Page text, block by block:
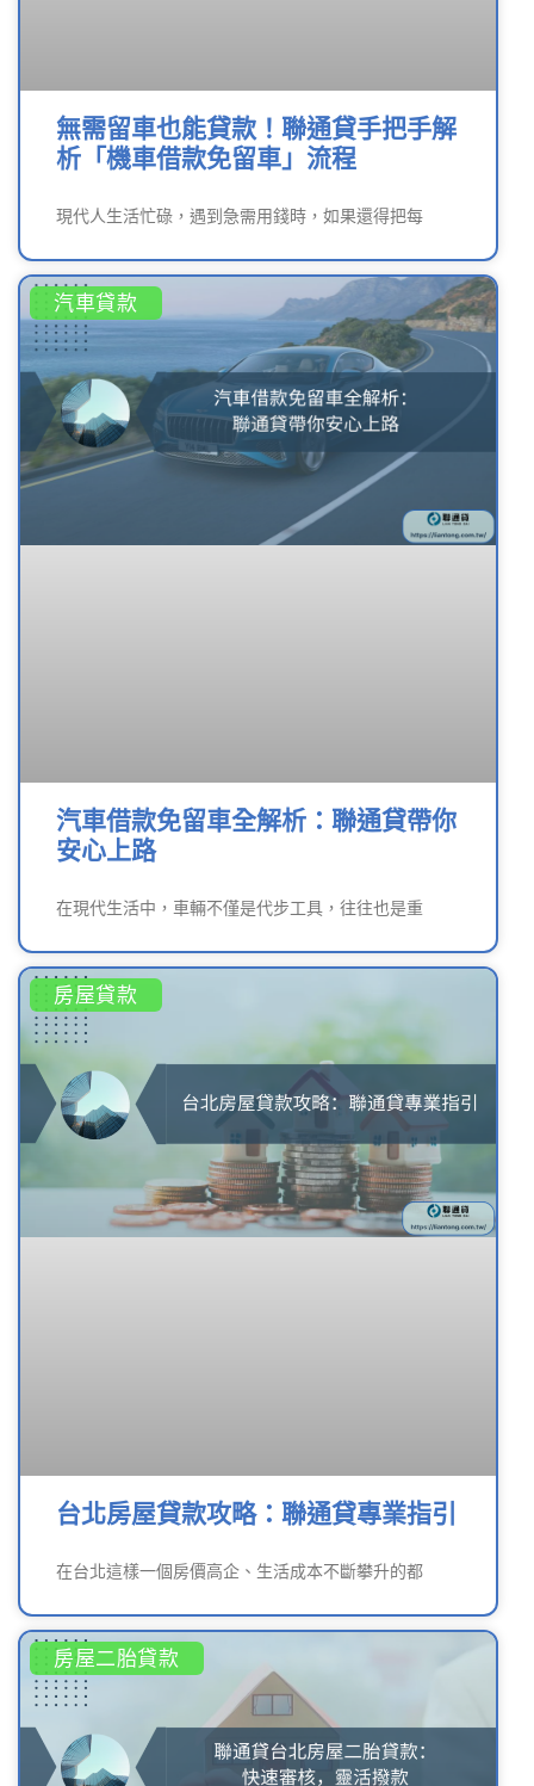
無需留車也能貸款！聯通貸手把手解
析「機車借款免留車」流程
現代人生活忙碌，遇到急需用錢時，如果還得把每
汽車貸款
汽車借款免留車全解析：聯通貸帶你
安心上路
在現代生活中，車輛不僅是代步工具，往往也是重
房屋貸款
台北房屋貸款攻略：聯通貸專業指引
在台北這樣一個房價高企、生活成本不斷攀升的都
房屋二胎貸款